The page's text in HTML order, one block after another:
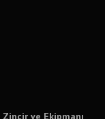
Zincir ve Ekipmanı